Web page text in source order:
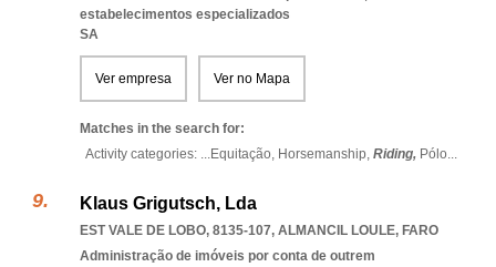
estabelecimentos especializados
SA
Ver empresa Ver no Mapa
Matches in the search for:
Activity categories: ...Equitação, Horsemanship, Riding, Pólo...
Klaus Grigutsch, Lda
EST VALE DE LOBO, 8135-107, ALMANCIL LOULE, FARO
Administração de imóveis por conta de outrem